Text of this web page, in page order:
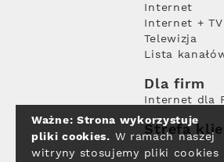
Internet
Internet + TV
Telewizja
Lista
Dla firm
Internet dla
Strefa
Ważne: Strona wykorzystuje
pliki cookies. W ramach naszej
witryny stosujemy pliki cookies